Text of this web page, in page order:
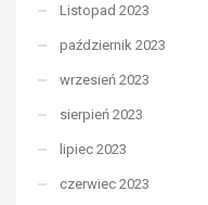
Listopad 2023
październik 2023
wrzesień 2023
sierpień 2023
lipiec 2023
czerwiec 2023